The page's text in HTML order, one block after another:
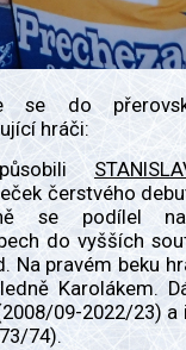
se do
hráči:
čerstvého
se podílel
do vyšších
Na pravém beku
Karolákem.
09-2022/23) a
74).